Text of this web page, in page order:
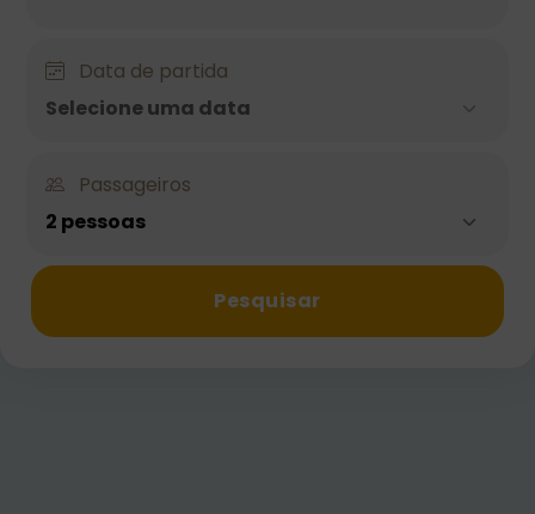
Data de partida
Selecione uma data
Passageiros
2 pessoas
Pesquisar